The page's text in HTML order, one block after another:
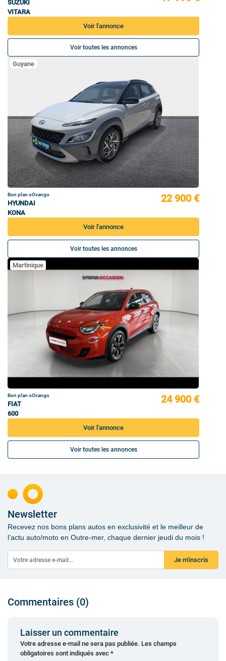
SUZUKI
VITARA
Voir l'annonce
Voir toutes les annonces
Guyane
Bon plan oOvango
HYUNDAI
KONA
22 900 €
Voir l'annonce
Voir toutes les annonces
Martinique
Bon plan oOvango
FIAT
600
24 900 €
Voir l'annonce
Voir toutes les annonces
Newsletter
Recevez nos bons plans autos en exclusivité et le meilleur de
l’actu auto/moto en Outre-mer, chaque dernier jeudi du mois !
Je m'inscris
Commentaires (0)
Laisser un commentaire
Votre adresse e-mail ne sera pas publiée. Les champs
obligatoires sont indiqués avec *